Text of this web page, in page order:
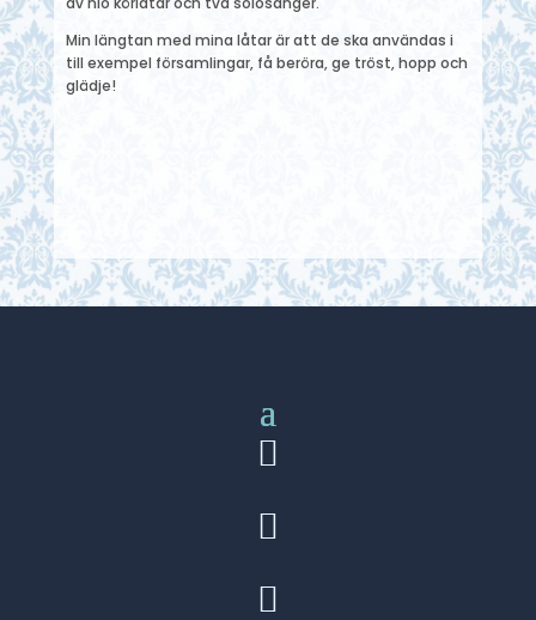
Min längtan med mina låtar är att de ska användas i
till exempel församlingar, få beröra, ge tröst, hopp och
glädje!


